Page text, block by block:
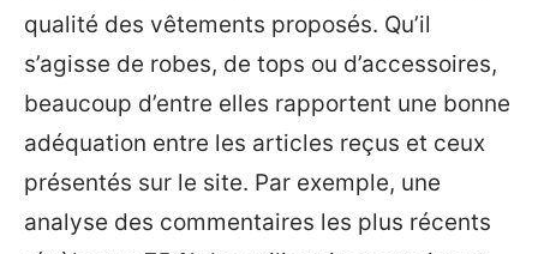
qualité des vêtements proposés. Qu’il
s’agisse de robes, de tops ou d’accessoires,
beaucoup d’entre elles rapportent une bonne
adéquation entre les articles reçus et ceux
présentés sur le site. Par exemple, une
analyse des commentaires les plus récents